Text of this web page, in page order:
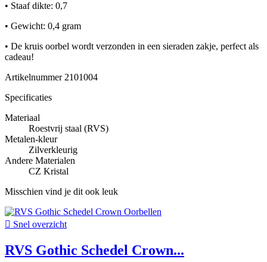
• Staaf dikte: 0,7
• Gewicht: 0,4 gram
• De kruis oorbel wordt verzonden in een sieraden zakje, perfect als
cadeau!
Artikelnummer2101004
Specificaties
Materiaal
Roestvrij staal (RVS)
Metalen-kleur
Zilverkleurig
Andere Materialen
CZ Kristal
Misschien vind je dit ook leuk
 Snel overzicht
RVS Gothic Schedel Crown...